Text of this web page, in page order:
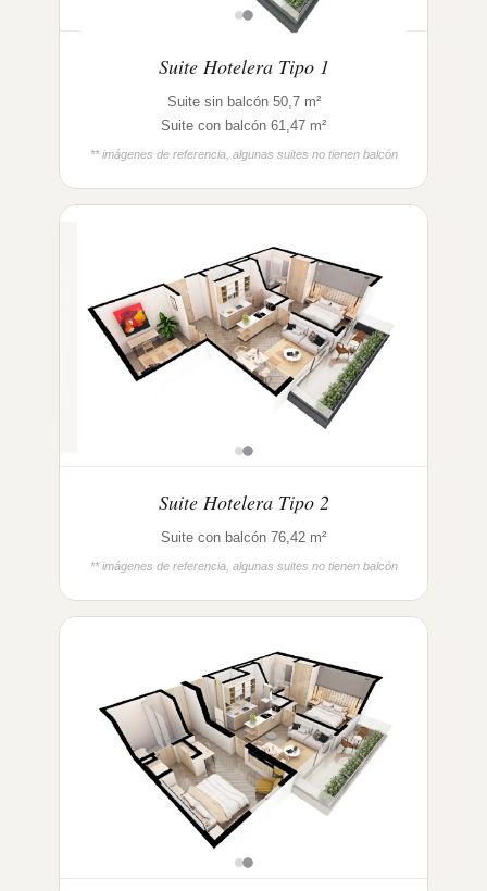
Suite Hotelera Tipo 1
Suite sin balcón 50,7 m²
Suite con balcón 61,47 m²
** imágenes de referencia, algunas suites no tienen balcón
Suite Hotelera Tipo 2
Suite con balcón 76,42 m²
** imágenes de referencia, algunas suites no tienen balcón